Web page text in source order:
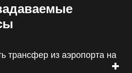
трансфер из аэропорта на